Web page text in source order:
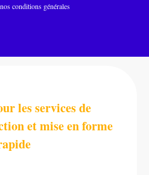
conditions générales
les services de
et mise en forme